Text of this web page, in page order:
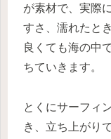
が素材で、実際
すさ、濡れたと
良くても海の中
ちていきます。
とくにサーフィ
き、立ち上がり